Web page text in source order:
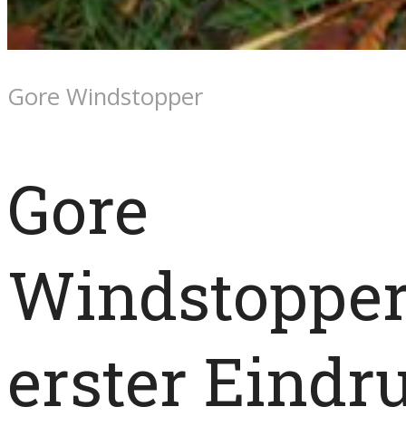
Gore Windstopper
Gore
erster